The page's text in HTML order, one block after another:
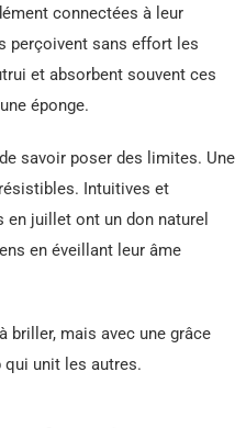
connectées à leur
perçoivent sans effort les
et absorbent souvent ces
éponge.
savoir poser des limites. Une
Intuitives et
en juillet ont un don naturel
en éveillant leur âme
briller, mais avec une grâce
qui unit les autres.